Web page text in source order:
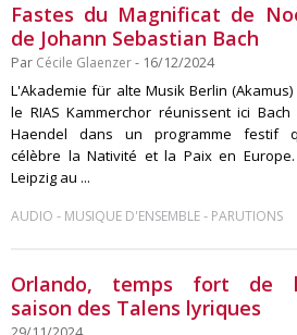
Fastes du Magnificat de
de Johann Sebastian Bach
Par Cécile Glaenzer- 16/12/2024
L'Akademie für alte Musik Berlin
le RIAS Kammerchor réunissent ici Bach
Haendel dans un programme festif
célèbre la Nativité et la Paix en
Leipzig au ...
AUDIO - MUSIQUE D'ENSEMBLE- PARUTIONS
Orlando, temps fort de
saison des Talens lyriques